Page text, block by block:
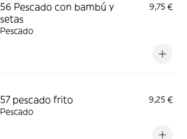
56 Pescado con bambú y
setas
9,75 €
Pescado
57 pescado frito
9,25 €
Pescado